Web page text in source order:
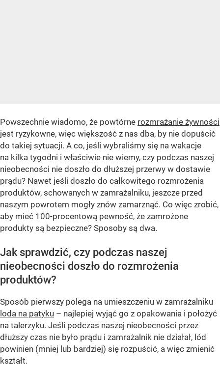
Powszechnie wiadomo, że powtórne rozmrażanie żywności
jest ryzykowne, więc większość z nas dba, by nie dopuścić
do takiej sytuacji. A co, jeśli wybraliśmy się na wakacje
na kilka tygodni i właściwie nie wiemy, czy podczas naszej
nieobecności nie doszło do dłuższej przerwy w dostawie
prądu? Nawet jeśli doszło do całkowitego rozmrożenia
produktów, schowanych w zamrażalniku, jeszcze przed
naszym powrotem mogły znów zamarznąć. Co więc zrobić,
aby mieć 100-procentową pewność, że zamrożone
produkty są bezpieczne? Sposoby są dwa.
Jak sprawdzić, czy podczas naszej
nieobecności doszło do rozmrożenia
produktów?
Sposób pierwszy polega na umieszczeniu w zamrażalniku
loda na patyku – najlepiej wyjąć go z opakowania i położyć
na talerzyku. Jeśli podczas naszej nieobecności przez
dłuższy czas nie było prądu i zamrażalnik nie działał, lód
powinien (mniej lub bardziej) się rozpuścić, a więc zmienić
kształt.